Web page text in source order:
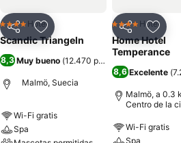
CompartirAgregar a favoritos
4 EstrellasHotel
Scandic Triangeln
8,3 Muy bueno (12.470 puntuaciones
Malmö, Suecia
Wi-Fi gratis
Spa
Compartir
4 EstrellasHotel
Home Hotel
Temperance
8,6 Excelente (
Malmö, a 0.3
Centro de la
Wi-Fi gratis
Spa